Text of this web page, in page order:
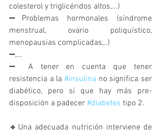
colesterol y triglicéridos altos,...)
➖Problemas hormonales (síndrome
menstrual, ovario poliquístico,
menopausias complicadas,..)
➖,…
➖ A tener en cuenta que tener
resistencia a la #insulina no significa ser
diabético, pero sí que hay más pre-
disposición a padecer #diabetes tipo 2.
🔸Una adecuada nutrición interviene de